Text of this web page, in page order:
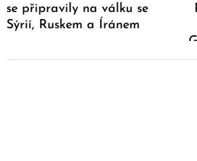
se připravily na válku se
Sýrií, Ruskem a Íránem